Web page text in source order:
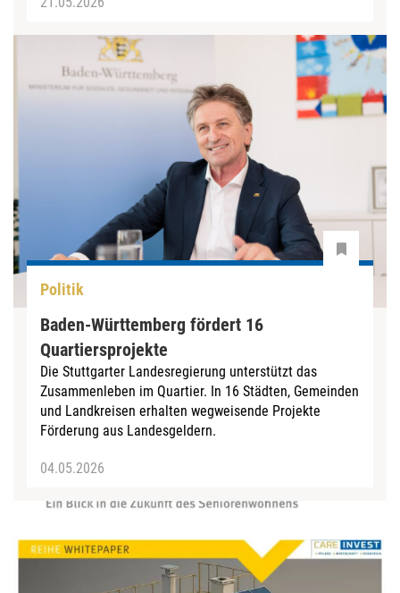
Politik
Baden-Württemberg fördert 16
Quartiersprojekte
Die Stuttgarter Landesregierung unterstützt das
Zusammenleben im Quartier. In 16 Städten, Gemeinden
und Landkreisen erhalten wegweisende Projekte
Förderung aus Landesgeldern.
04.05.2026